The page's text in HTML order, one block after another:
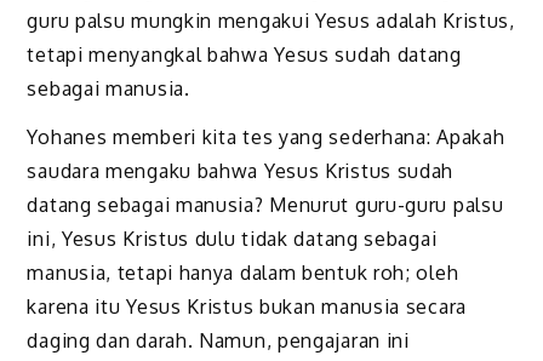
guru palsu mungkin mengakui Yesus adalah Kristus,
tetapi menyangkal bahwa Yesus sudah datang
sebagai manusia.
Yohanes memberi kita tes yang sederhana: Apakah
saudara mengaku bahwa Yesus Kristus sudah
datang sebagai manusia? Menurut guru-guru palsu
ini, Yesus Kristus dulu tidak datang sebagai
manusia, tetapi hanya dalam bentuk roh; oleh
karena itu Yesus Kristus bukan manusia secara
daging dan darah. Namun, pengajaran ini